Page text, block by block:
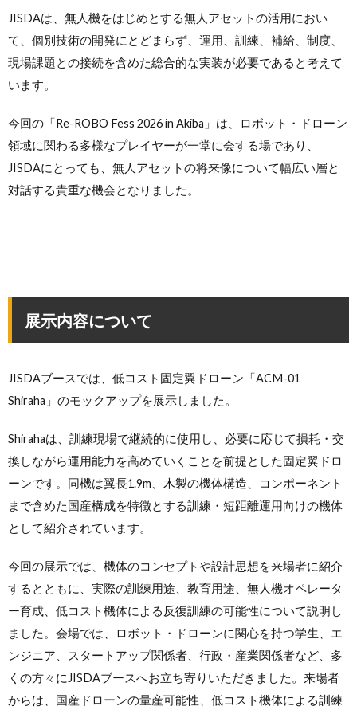
JISDAは、無人機をはじめとする無人アセットの活用におい
て、個別技術の開発にとどまらず、運用、訓練、補給、制度、
現場課題との接続を含めた総合的な実装が必要であると考えて
います。
今回の「Re-ROBO Fess 2026 in Akiba」は、ロボット・ドローン
領域に関わる多様なプレイヤーが一堂に会する場であり、
JISDAにとっても、無人アセットの将来像について幅広い層と
対話する貴重な機会となりました。
展示内容について
JISDAブースでは、低コスト固定翼ドローン「ACM-01
Shiraha」のモックアップを展示しました。
Shirahaは、訓練現場で継続的に使用し、必要に応じて損耗・交
換しながら運用能力を高めていくことを前提とした固定翼ドロ
ーンです。同機は翼長1.9m、木製の機体構造、コンポーネント
まで含めた国産構成を特徴とする訓練・短距離運用向けの機体
として紹介されています。
今回の展示では、機体のコンセプトや設計思想を来場者に紹介
するとともに、実際の訓練用途、教育用途、無人機オペレータ
ー育成、低コスト機体による反復訓練の可能性について説明し
ました。会場では、ロボット・ドローンに関心を持つ学生、エ
ンジニア、スタートアップ関係者、行政・産業関係者など、多
くの方々にJISDAブースへお立ち寄りいただきました。来場者
からは、国産ドローンの量産可能性、低コスト機体による訓練